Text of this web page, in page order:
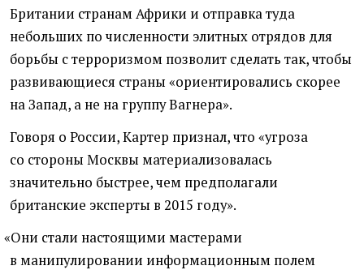
Британии странам Африки и отправка туда
небольших по численности элитных отрядов для
борьбы с терроризмом позволит сделать так, чтобы
развивающиеся страны «ориентировались скорее
на Запад, а не на группу Вагнера».
Говоря о России, Картер признал, что «угроза
со стороны Москвы материализовалась
значительно быстрее, чем предполагали
британские эксперты в 2015 году».
«Они стали настоящими мастерами
в манипулировании информационным полем